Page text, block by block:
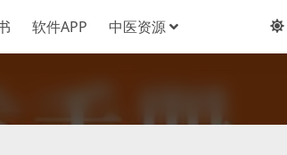
软件APP 中医资源